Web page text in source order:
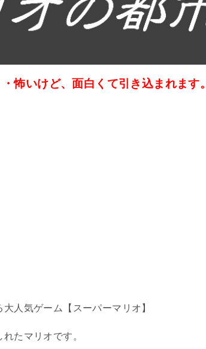
怖いけど、面白くて引き込まれます。
人気ゲーム【スーパーマリオ】
たマリオです。